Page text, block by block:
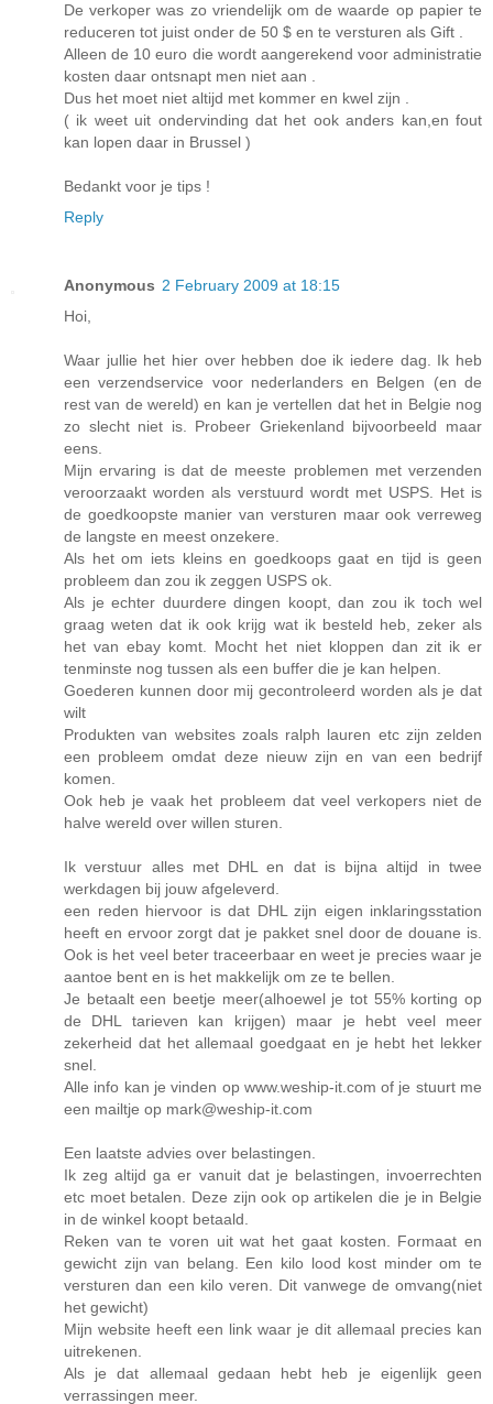
De verkoper was zo vriendelijk om de waarde op papier te
reduceren tot juist onder de 50 $ en te versturen als Gift .
Alleen de 10 euro die wordt aangerekend voor administratie
kosten daar ontsnapt men niet aan .
Dus het moet niet altijd met kommer en kwel zijn .
( ik weet uit ondervinding dat het ook anders kan,en fout
kan lopen daar in Brussel )
Bedankt voor je tips !
Reply
Anonymous 2 February 2009 at 18:15
Hoi,
Waar jullie het hier over hebben doe ik iedere dag. Ik heb
een verzendservice voor nederlanders en Belgen (en de
rest van de wereld) en kan je vertellen dat het in Belgie nog
zo slecht niet is. Probeer Griekenland bijvoorbeeld maar
eens.
Mijn ervaring is dat de meeste problemen met verzenden
veroorzaakt worden als verstuurd wordt met USPS. Het is
de goedkoopste manier van versturen maar ook verreweg
de langste en meest onzekere.
Als het om iets kleins en goedkoops gaat en tijd is geen
probleem dan zou ik zeggen USPS ok.
Als je echter duurdere dingen koopt, dan zou ik toch wel
graag weten dat ik ook krijg wat ik besteld heb, zeker als
het van ebay komt. Mocht het niet kloppen dan zit ik er
tenminste nog tussen als een buffer die je kan helpen.
Goederen kunnen door mij gecontroleerd worden als je dat
wilt
Produkten van websites zoals ralph lauren etc zijn zelden
een probleem omdat deze nieuw zijn en van een bedrijf
komen.
Ook heb je vaak het probleem dat veel verkopers niet de
halve wereld over willen sturen.
Ik verstuur alles met DHL en dat is bijna altijd in twee
werkdagen bij jouw afgeleverd.
een reden hiervoor is dat DHL zijn eigen inklaringsstation
heeft en ervoor zorgt dat je pakket snel door de douane is.
Ook is het veel beter traceerbaar en weet je precies waar je
aantoe bent en is het makkelijk om ze te bellen.
Je betaalt een beetje meer(alhoewel je tot 55% korting op
de DHL tarieven kan krijgen) maar je hebt veel meer
zekerheid dat het allemaal goedgaat en je hebt het lekker
snel.
Alle info kan je vinden op www.weship-it.com of je stuurt me
een mailtje op mark@weship-it.com
Een laatste advies over belastingen.
Ik zeg altijd ga er vanuit dat je belastingen, invoerrechten
etc moet betalen. Deze zijn ook op artikelen die je in Belgie
in de winkel koopt betaald.
Reken van te voren uit wat het gaat kosten. Formaat en
gewicht zijn van belang. Een kilo lood kost minder om te
versturen dan een kilo veren. Dit vanwege de omvang(niet
het gewicht)
Mijn website heeft een link waar je dit allemaal precies kan
uitrekenen.
Als je dat allemaal gedaan hebt heb je eigenlijk geen
verrassingen meer.